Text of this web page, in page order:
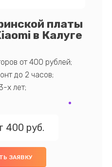
платы
в Калуге
от 400 рублей;
до 2 часов;
х лет;
400 руб.
ЗАЯВКУ